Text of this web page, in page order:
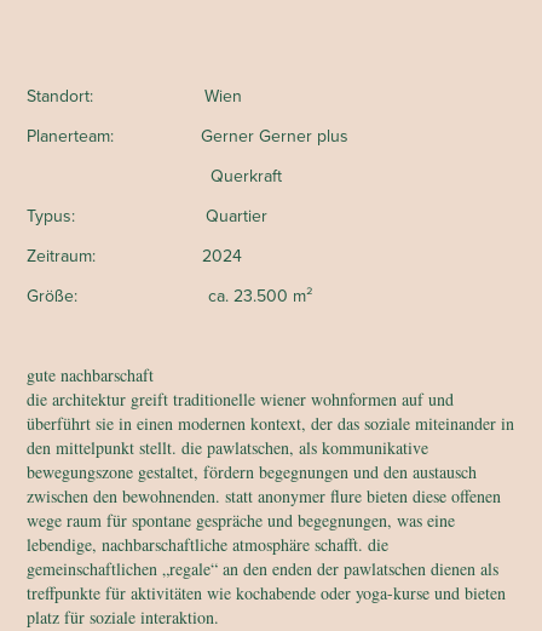
Standort: Wien
Planerteam: Gerner Gerner plus
Querkraft
Typus: Quartier
Zeitraum: 2024
Größe: ca. 23.500 m²
gute nachbarschaft
die architektur greift traditionelle wiener wohnformen auf und
überführt sie in einen modernen kontext, der das soziale miteinander in
den mittelpunkt stellt. die pawlatschen, als kommunikative
bewegungszone gestaltet, fördern begegnungen und den austausch
zwischen den bewohnenden. statt anonymer flure bieten diese offenen
wege raum für spontane gespräche und begegnungen, was eine
lebendige, nachbarschaftliche atmosphäre schafft. die
gemeinschaftlichen „regale“ an den enden der pawlatschen dienen als
treffpunkte für aktivitäten wie kochabende oder yoga-kurse und bieten
platz für soziale interaktion.